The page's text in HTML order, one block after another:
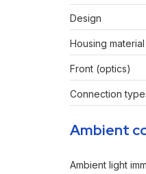
Design
Housing material
Front (optics)
Connection
Ambient
Ambient light